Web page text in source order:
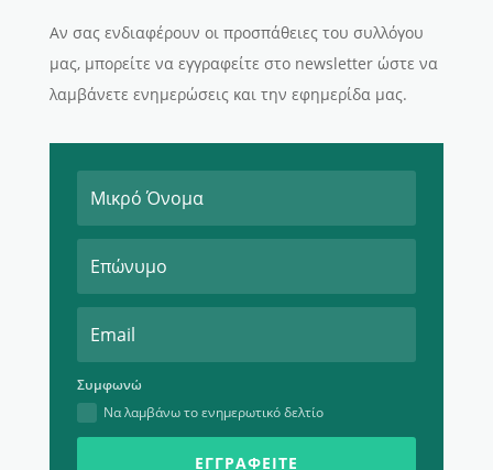
Αν σας ενδιαφέρουν οι προσπάθειες του συλλόγου
μας, μπορείτε να εγγραφείτε στο newsletter ώστε να
λαμβάνετε ενημερώσεις και την εφημερίδα μας.
Συμφωνώ
Να λαμβάνω το ενημερωτικό δελτίο
ΕΓΓΡΑΦΕΊΤΕ